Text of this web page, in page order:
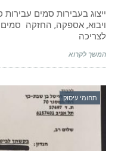
ייצוג בעבירות סמים
ויבוא, אספקה, החזקה
לצריכה
המשך לקרוא
תחומי עיסוק